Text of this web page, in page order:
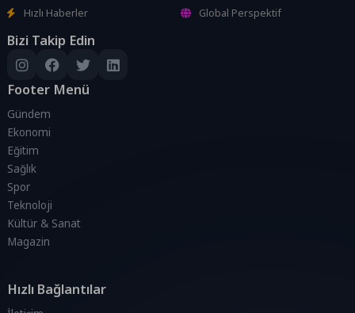
Hızlı Haberler
Global Perspektif
Bizi Takip Edin
Footer Menü
Gündem
Ekonomi
Eğitim
Sağlık
Spor
Teknoloji
Kültür & Sanat
Magazin
Hızlı Bağlantılar